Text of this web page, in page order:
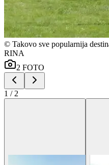
© Takovo sve popularnija
RINA
2 FOTO
1 / 2